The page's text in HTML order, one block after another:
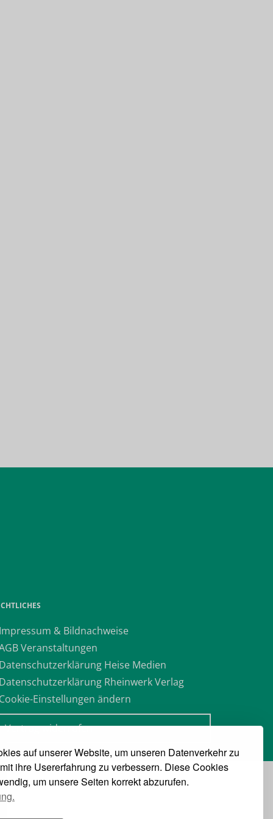
auf unserer Website, um unseren Datenverkehr zu
ihre Usererfahrung zu verbessern. Diese Cookies
um unsere Seiten korrekt abzurufen.
& Bildnachweise
Veranstaltungen
Heise Medien
Rheinwerk Verlag
Einstellungen ändern
Vertrag widerrufen